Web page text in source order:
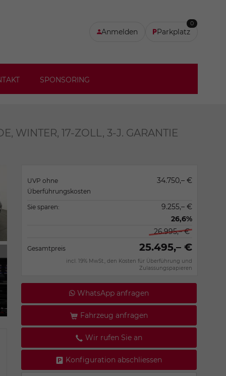
Anmelden Parkplatz
0
SPONSORING
WINTER, 17-ZOLL, 3-J. GARANTIE
UVP ohne
Überführungskosten
34.750,– €
Sie sparen:
9.255,– €
26,6%
26.995,– €
Gesamtpreis 25.495,– €
incl. 19% MwSt., den Kosten für Überführung und
Zulassungspapieren
WhatsApp anfragen
Fahrzeug anfragen
Wir rufen Sie an
Konfiguration abschliessen